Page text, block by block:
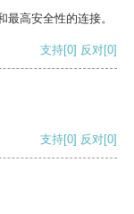
高安全性的连接。
支持[0] 反对[0]
支持[0] 反对[0]